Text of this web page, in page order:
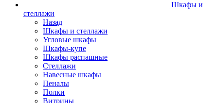
Шкафы и
стеллажи
Назад
Шкафы и стеллажи
Угловые шкафы
Шкафы-купе
Шкафы распашные
Стеллажи
Навесные шкафы
Пеналы
Полки
Витрины